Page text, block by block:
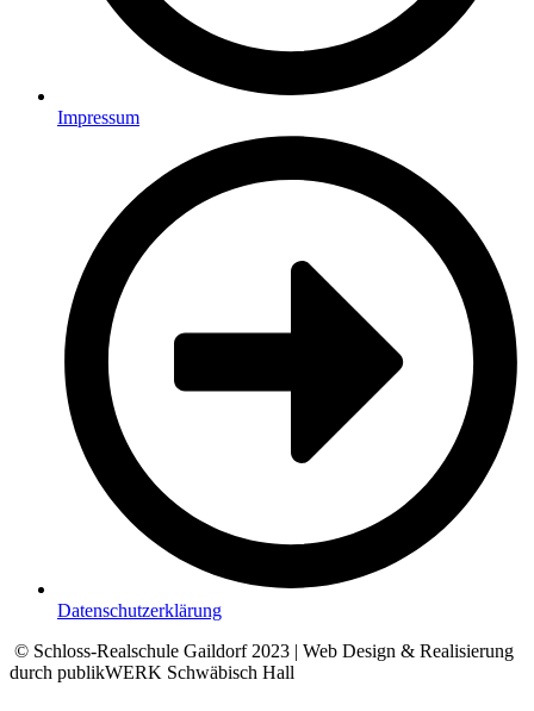
Impressum
Datenschutzerklärung
© Schloss-Realschule Gaildorf 2023 | Web Design & Realisierung
durch publikWERK Schwäbisch Hall